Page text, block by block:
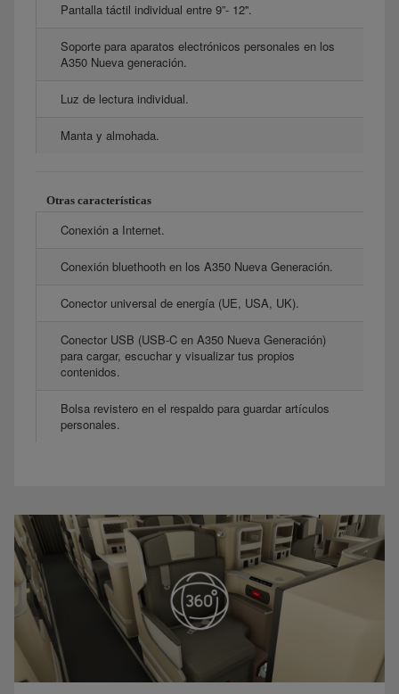
Pantalla táctil individual entre 9”- 12''.
Soporte para aparatos electrónicos personales en los
A350 Nueva generación.
Luz de lectura individual.
Manta y almohada.
Otras características
Conexión a Internet.
Conexión bluethooth en los A350 Nueva Generación.
Conector universal de energía (UE, USA, UK).
Conector USB (USB-C en A350 Nueva Generación)
para cargar, escuchar y visualizar tus propios
contenidos.
Bolsa revistero en el respaldo para guardar artículos
personales.